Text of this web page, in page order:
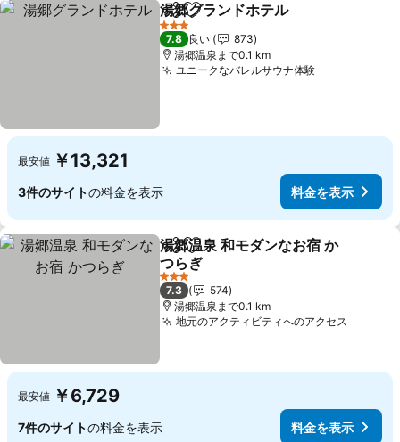
シェアお気に入りに追加
湯郷グランドホテル
3 ホテルのランク
7.8 良い
873
湯郷温泉まで0.1 km
ユニークなバレルサウナ体験
最安値 ￥13,321
3件のサイトの料金を表示 料金を表示
シェアお気に入りに追加
湯郷温泉 和モダンなお宿 か
つらぎ
3 ホテルのランク
7.3
574
湯郷温泉まで0.1 km
地元のアクティビティへのアクセス
最安値 ￥6,729
7件のサイトの料金を表示 料金を表示